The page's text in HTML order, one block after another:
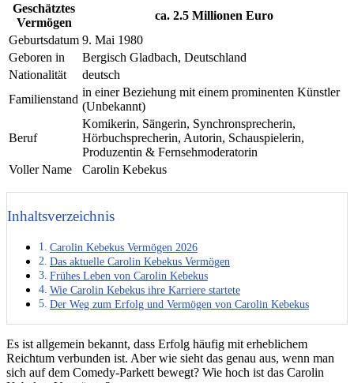
Geschätztes
Vermögen
ca. 2.5 Millionen Euro
Geburtsdatum 9. Mai 1980
Geboren in
Bergisch Gladbach, Deutschland
Nationalität
deutsch
Familienstand
in einer Beziehung mit einem prominenten Künstler
(Unbekannt)
Beruf
Komikerin, Sängerin, Synchronsprecherin,
Hörbuchsprecherin, Autorin, Schauspielerin,
Produzentin & Fernsehmoderatorin
Voller Name
Carolin Kebekus
Inhaltsverzeichnis
Carolin Kebekus Vermögen 2026
Das aktuelle Carolin Kebekus Vermögen
Frühes Leben von Carolin Kebekus
Wie Carolin Kebekus ihre Karriere startete
Der Weg zum Erfolg und Vermögen von Carolin Kebekus
Es ist allgemein bekannt, dass Erfolg häufig mit erheblichem
Reichtum verbunden ist. Aber wie sieht das genau aus, wenn man
sich auf dem Comedy-Parkett bewegt? Wie hoch ist das Carolin